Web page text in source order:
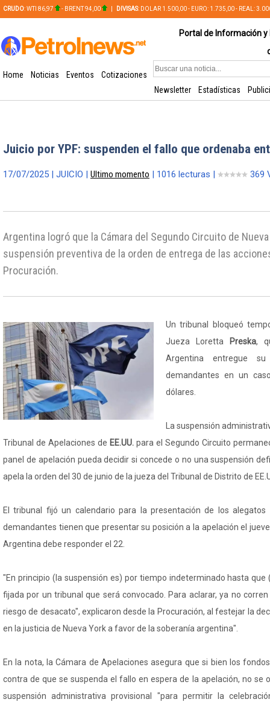
CRUDO: WTI 86,97 - BRENT 94,00 DIVISAS: DOLAR 1.500,00 - EURO: 1.735,00 - REAL:
Portal de Información
Home Noticias Eventos
Cotizaciones
Newsletter
Estadísticas
Juicio por YPF: suspenden el fallo que ordenaba
17/07/2025 | JUICIO | Ultimo momento | 1016 lecturas | 369
Argentina logró que la Cámara del Segundo Circuito de
suspensión preventiva de la orden de entrega de las
Procuración.
Un tribunal bloqueó
Jueza Loretta
Preska,
Argentina entregue
demandantes en un
dólares.
La suspensión
Tribunal de Apelaciones de EE.UU. para el Segundo Circuito
panel de apelación pueda decidir si concede o no una suspensión
apela la orden del 30 de junio de la jueza del Tribunal de Distrito de
El tribunal fijó un calendario para la presentación de los alegatos
demandantes tienen que presentar su posición a la apelación el
Argentina debe responder el 22.
"En principio (la suspensión es) por tiempo indeterminado hasta
fijada por un tribunal que será convocado. Para aclarar, ya no
riesgo de desacato", explicaron desde la Procuración, al festejar la
en la justicia de Nueva York a favor de la soberanía argentina".
En la nota, la Cámara de Apelaciones asegura que si bien los
contra de que se suspenda el fallo en espera de la apelación, no se
suspensión administrativa provisional "para permitir la